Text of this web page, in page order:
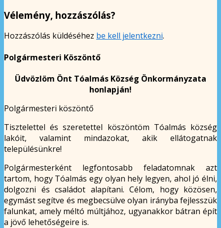
Vélemény, hozzászólás?
Hozzászólás küldéséhez be kell jelentkezni.
Polgármesteri Köszöntő
Üdvözlöm Önt Tóalmás Község Önkormányzata
honlapján!
Polgármesteri köszöntő
Tisztelettel és szeretettel köszöntöm Tóalmás község
lakóit, valamint mindazokat, akik ellátogatnak
településünkre!
Polgármesterként legfontosabb feladatomnak azt
tartom, hogy Tóalmás egy olyan hely legyen, ahol jó élni,
dolgozni és családot alapítani. Célom, hogy közösen,
egymást segítve és megbecsülve olyan irányba fejlesszük
falunkat, amely méltó múltjához, ugyanakkor bátran épít
a jövő lehetőségeire is.